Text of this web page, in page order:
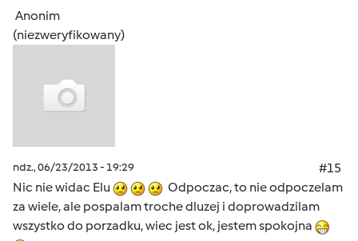
Anonim
(niezweryfikowany)
ndz., 06/23/2013 - 19:29
#15
Nic nie widac Elu
Odpoczac, to nie odpoczelam
za wiele, ale pospalam troche dluzej i doprowadzilam
wszystko do porzadku, wiec jest ok, jestem spokojna